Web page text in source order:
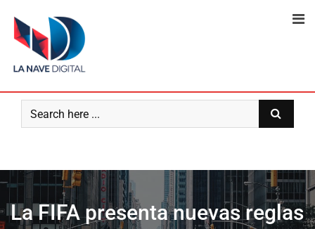
content
La FIFA presenta nuevas reglas